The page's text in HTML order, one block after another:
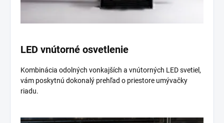
LED vnútorné osvetlenie
Kombinácia odolných vonkajších a vnútorných LED svetiel,
vám poskytnú dokonalý prehľad o priestore umývačky
riadu.